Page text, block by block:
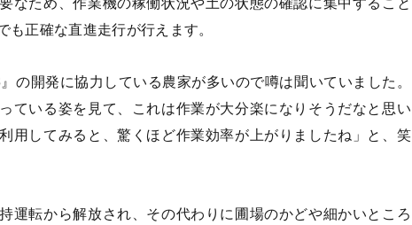
なため、作業機の稼働状況や土の状態の確認に集中すること
も正確な直進走行が行えます。
の開発に協力している農家が多いので噂は聞いていました。
ている姿を見て、これは作業が大分楽になりそうだなと思い
用してみると、驚くほど作業効率が上がりましたね」と、笑
運転から解放され、その代わりに圃場のかどや細かいところ